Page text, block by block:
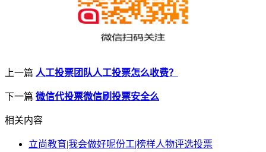
上一篇 人工投票团队人工投票怎么收费？
下一篇 微信代投票微信刷投票安全么
相关内容
立尚教育|我会做好呢份工|榜样人物评选投票